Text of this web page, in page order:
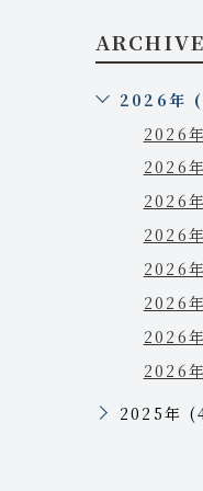
ARCHIVE
2026年
2026
2026
2026
2026
2026
2026
2026
2026
2025年